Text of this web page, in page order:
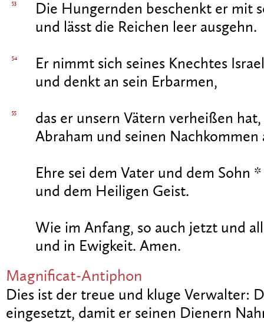
53
Die Hungernden beschenkt er mit
und lässt die Reichen leer ausgehn.
54
Er nimmt sich seines Knechtes
und denkt an sein Erbarmen,
55
das er unsern Vätern verheißen
Abraham und seinen Nachkommen
Ehre sei dem Vater und dem Sohn *
und dem Heiligen Geist.
Wie im Anfang, so auch jetzt und
und in Ewigkeit. Amen.
Magnificat-Antiphon
Dies ist der treue und kluge Verwalter:
eingesetzt, damit er seinen Dienern